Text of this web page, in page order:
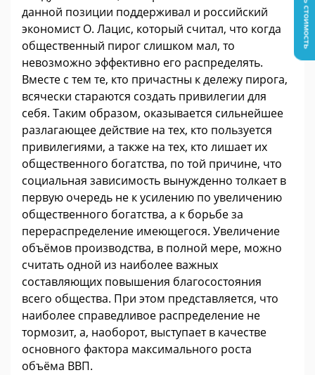
данной позиции поддерживал и российский
экономист О. Лацис, который считал, что когда
общественный пирог слишком мал, то
невозможно эффективно его распределять.
Вместе с тем те, кто причастны к дележу пирога,
всячески стараются создать привилегии для
себя. Таким образом, оказывается сильнейшее
разлагающее действие на тех, кто пользуется
привилегиями, а также на тех, кто лишает их
общественного богатства, по той причине, что
социальная зависимость вынужденно толкает в
первую очередь не к усилению по увеличению
общественного богатства, а к борьбе за
перераспределение имеющегося. Увеличение
объёмов производства, в полной мере, можно
считать одной из наиболее важных
составляющих повышения благосостояния
всего общества. При этом представляется, что
наиболее справедливое распределение не
тормозит, а, наоборот, выступает в качестве
основного фактора максимального роста
объёма ВВП.